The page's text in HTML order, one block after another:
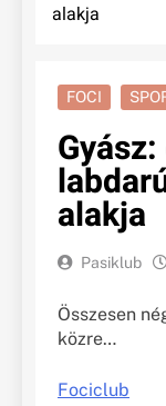
alakja
FOCI
alakja
Pasiklub
Összesen
közre…
Fociclub